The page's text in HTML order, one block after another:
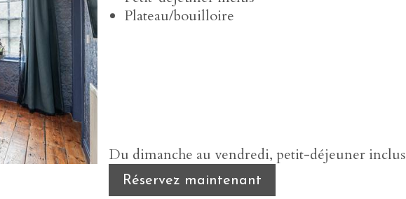
Plateau/bouilloire
Du dimanche au vendredi, petit-déjeuner inclus
Réservez maintenant